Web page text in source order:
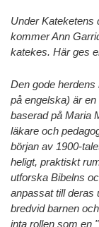
Under Kateketens
kommer Ann
katekes. Här ges
Den gode
på engelska) är
baserad på Maria
läkare och
början av 1900-
heligt, praktiskt
utforska Bibelns
anpassat till deras
bredvid barnen
inta rollen som en